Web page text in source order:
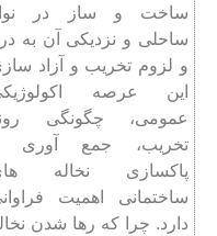
ساخت و ساز در
ساحلی و نزدیکی آن به
و لزوم تخریب و آزاد
این عرصه
عمومی، چگونگی
تخریب، جمع آوری
پاکسازی نخاله
ساختمانی اهمیت
دارد. چرا که رها شدن